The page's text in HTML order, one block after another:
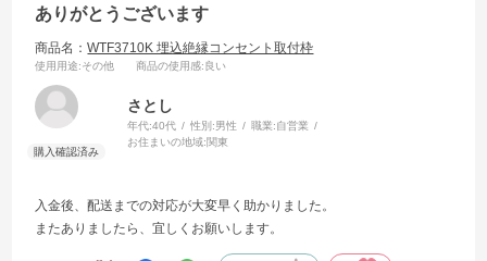
ありがとうございます
商品名：WTF3710K 埋込絶縁コンセント取付枠
使用用途:その他 商品の使用感:良い
さとし
年代:40代 性別:男性 職業:自営業
お住まいの地域:関東
入金後、配送までの対応が大変早く助かりました。
またありましたら、宜しくお願いします。